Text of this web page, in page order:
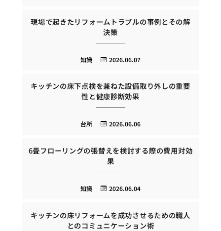
現場で起きたリフォームトラブルの事例とその解
決策
2026.06.07
知識
キッチンの床下点検を兼ねた設備取り外しの重要
性と健康診断効果
2026.06.06
台所
6畳フローリングの張替えを検討する際の費用対効
果
2026.06.04
知識
キッチンの床リフォームを成功させるための職人
とのコミュニケーション術